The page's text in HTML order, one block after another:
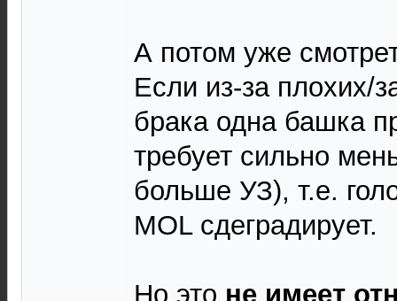
А потом уже
Если из-за плохих/
брака одна башка
требует сильно
больше УЗ), т.е.
MOL сдеградирует.
Но это не имеет